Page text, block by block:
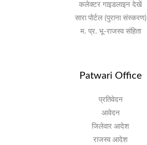
कलेक्टर गाइडलाइन देखें
सारा पोर्टल (पुराना संस्करण)
म. प्र. भू-राजस्व संहिता
Patwari Office
प्रतिवेदन
आवेदन
जिलेवार आदेश
राजस्व आदेश